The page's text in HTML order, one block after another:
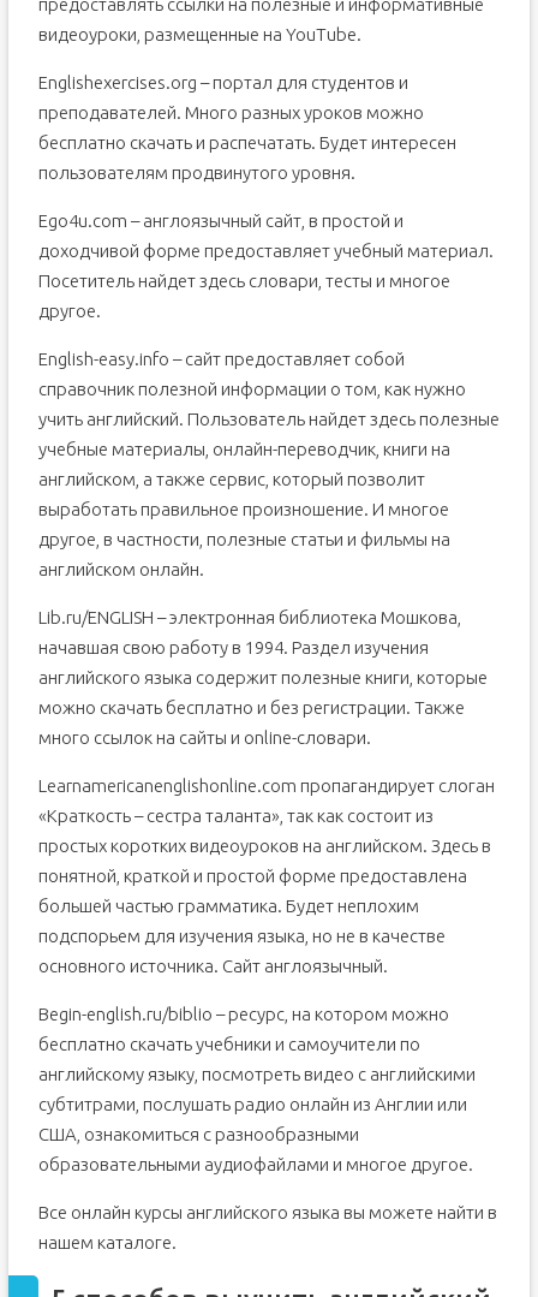
предоставлять ссылки на полезные и информативные
видеоуроки, размещенные на YouTube.
Englishexercises.org – портал для студентов и
преподавателей. Много разных уроков можно
бесплатно скачать и распечатать. Будет интересен
пользователям продвинутого уровня.
Ego4u.com – англоязычный сайт, в простой и
доходчивой форме предоставляет учебный материал.
Посетитель найдет здесь словари, тесты и многое
другое.
English-easy.info – сайт предоставляет собой
справочник полезной информации о том, как нужно
учить английский. Пользователь найдет здесь полезные
учебные материалы, онлайн-переводчик, книги на
английском, а также сервис, который позволит
выработать правильное произношение. И многое
другое, в частности, полезные статьи и фильмы на
английском онлайн.
Lib.ru/ENGLISH – электронная библиотека Мошкова,
начавшая свою работу в 1994. Раздел изучения
английского языка содержит полезные книги, которые
можно скачать бесплатно и без регистрации. Также
много ссылок на сайты и online-словари.
Learnamericanenglishonline.com пропагандирует слоган
«Краткость – сестра таланта», так как состоит из
простых коротких видеоуроков на английском. Здесь в
понятной, краткой и простой форме предоставлена
большей частью грамматика. Будет неплохим
подспорьем для изучения языка, но не в качестве
основного источника. Сайт англоязычный.
Begin-english.ru/biblio – ресурс, на котором можно
бесплатно скачать учебники и самоучители по
английскому языку, посмотреть видео с английскими
субтитрами, послушать радио онлайн из Англии или
США, ознакомиться с разнообразными
образовательными аудиофайлами и многое другое.
Все онлайн курсы английского языка вы можете найти в
нашем каталоге.